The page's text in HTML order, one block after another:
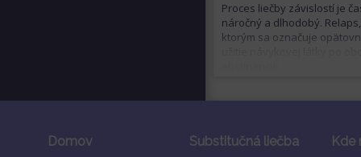
Proces liečby závislostí je
náročný a dlhodobý. Relaps,
ktorým sa označuje
Domov Substitučná liečba Kde